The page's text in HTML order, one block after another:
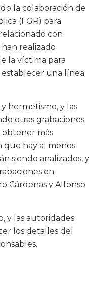
la colaboración de
(FGR) para
con
realizado
la víctima para
una línea
hermetismo, y las
otras grabaciones
obtener más
que hay al menos
siendo analizados, y
en
Cárdenas y Alfonso
y las autoridades
los detalles del